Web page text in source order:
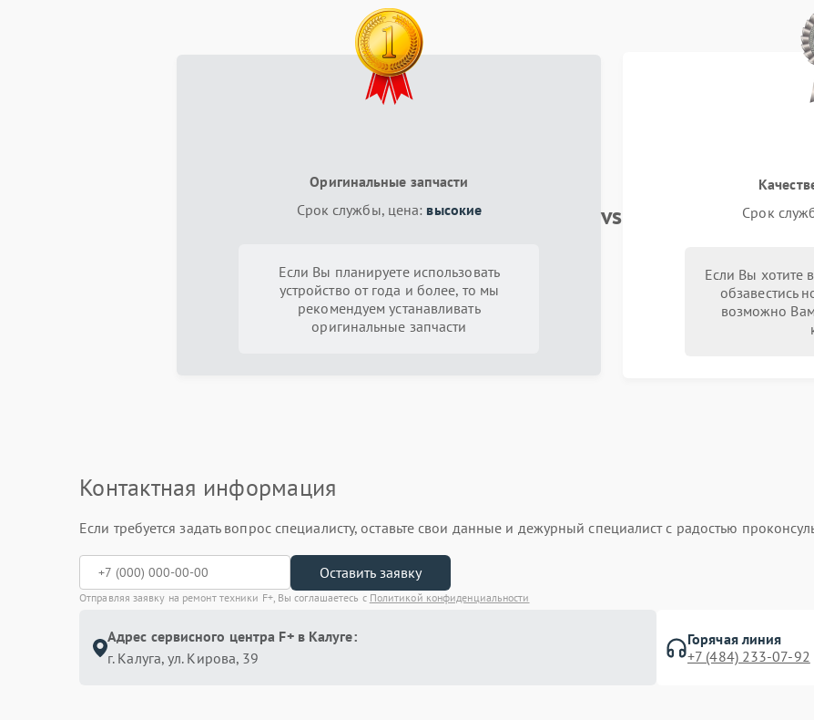
Оригинальные запчасти
Срок службы, цена: высокие
Если Вы планируете использовать
устройство от года и более, то мы
рекомендуем устанавливать
оригинальные запчасти
vs
Срок
Если Вы хотите
обзавестись
возможно
Контактная информация
Если требуется задать вопрос специалисту, оставьте свои данные и дежурный специалист с радостью
Оставить заявку
Отправляя заявку на ремонт техники F+, Вы соглашаетесь с Политикой конфиденциальности
Адрес сервисного центра F+ в Калуге:
г. Калуга, ул. Кирова, 39
Горячая линия
+7 (484) 233-07-92